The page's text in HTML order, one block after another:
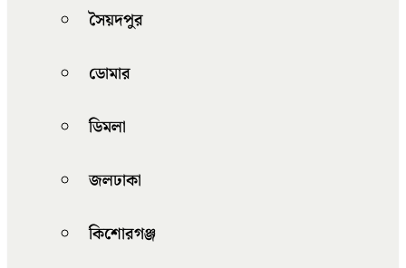
সৈয়দপুর
ডোমার
ডিমলা
জলঢাকা
কিশোরগঞ্জ